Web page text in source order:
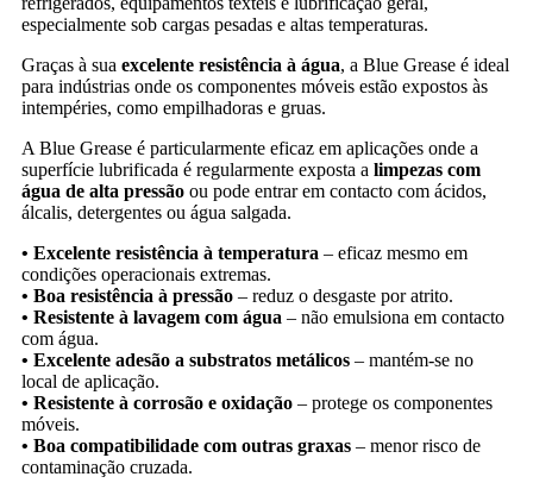
especialmente sob cargas pesadas e altas temperaturas.
Graças à sua excelente resistência à água, a Blue Grease é ideal
para indústrias onde os componentes móveis estão expostos às
intempéries, como empilhadoras e gruas.
A Blue Grease é particularmente eficaz em aplicações onde a
superfície lubrificada é regularmente exposta a limpezas com
água de alta pressão ou pode entrar em contacto com ácidos,
álcalis, detergentes ou água salgada.
• Excelente resistência à temperatura – eficaz mesmo em
condições operacionais extremas.
• Boa resistência à pressão – reduz o desgaste por atrito.
• Resistente à lavagem com água – não emulsiona em contacto
com água.
• Excelente adesão a substratos metálicos – mantém-se no
local de aplicação.
• Resistente à corrosão e oxidação – protege os componentes
móveis.
• Boa compatibilidade com outras graxas – menor risco de
contaminação cruzada.